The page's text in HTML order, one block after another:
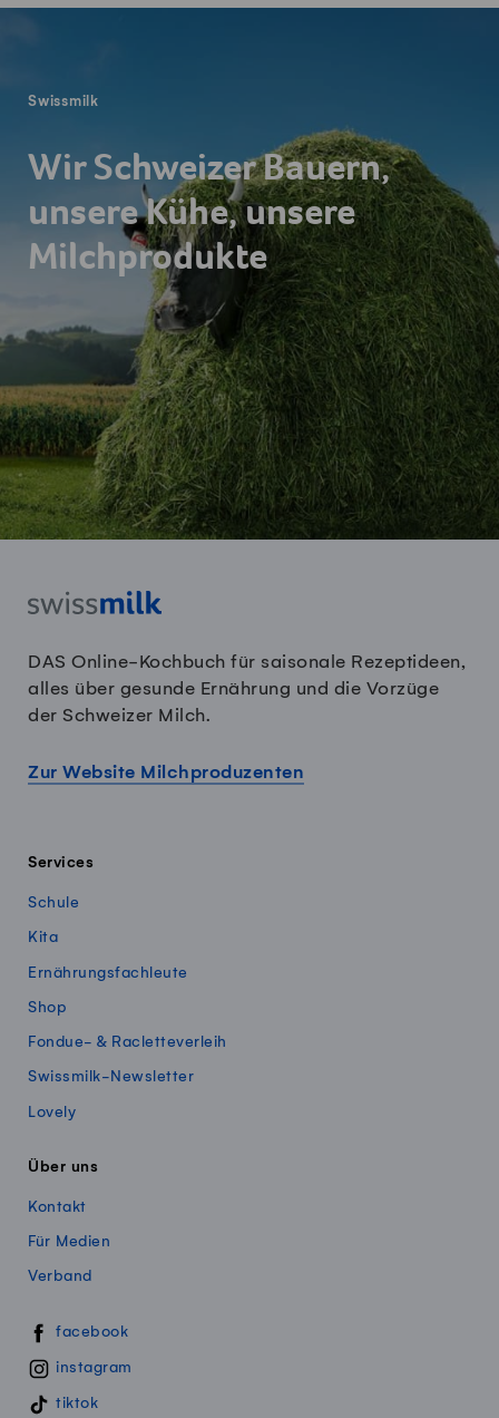
Swissmilk
Wir Schweizer Bauern,
unsere Kühe, unsere
Milchprodukte
DAS Online-Kochbuch für saisonale Rezeptideen,
alles über gesunde Ernährung und die Vorzüge
der Schweizer Milch.
Zur Website Milchproduzenten
Services
Schule
Kita
Ernährungsfachleute
Shop
Fondue- & Racletteverleih
Swissmilk-Newsletter
Lovely
Über uns
Kontakt
Für Medien
Verband
Swissmillk auf Social Media
facebook
instagram
tiktok